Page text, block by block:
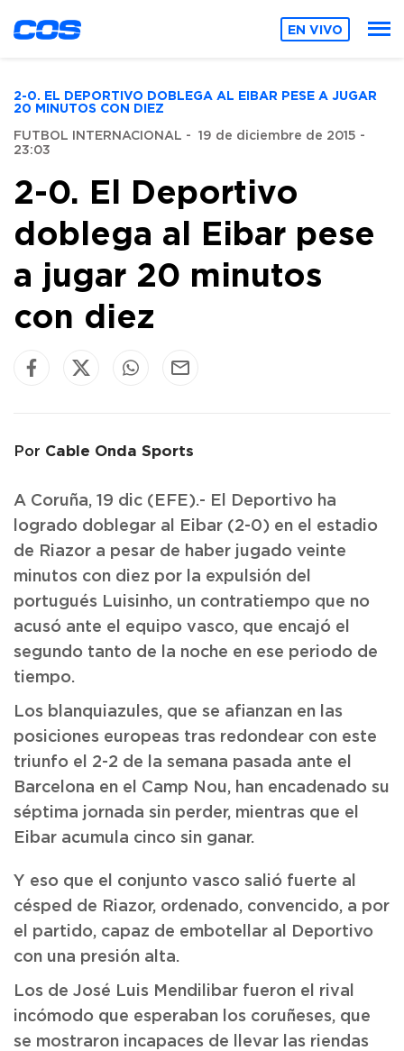
EN VIVO
2-0. EL DEPORTIVO DOBLEGA AL EIBAR PESE A JUGAR
20 MINUTOS CON DIEZ
FUTBOL INTERNACIONAL - 19 de diciembre de 2015 -
23:03
2-0. El Deportivo
doblega al Eibar pese
a jugar 20 minutos
con diez
Por Cable Onda Sports
A Coruña, 19 dic (EFE).- El Deportivo ha
logrado doblegar al Eibar (2-0) en el estadio
de Riazor a pesar de haber jugado veinte
minutos con diez por la expulsión del
portugués Luisinho, un contratiempo que no
acusó ante el equipo vasco, que encajó el
segundo tanto de la noche en ese periodo de
tiempo.
Los blanquiazules, que se afianzan en las
posiciones europeas tras redondear con este
triunfo el 2-2 de la semana pasada ante el
Barcelona en el Camp Nou, han encadenado su
séptima jornada sin perder, mientras que el
Eibar acumula cinco sin ganar.
Y eso que el conjunto vasco salió fuerte al
césped de Riazor, ordenado, convencido, a por
el partido, capaz de embotellar al Deportivo
con una presión alta.
Los de José Luis Mendilibar fueron el rival
incómodo que esperaban los coruñeses, que
se mostraron incapaces de llevar las riendas